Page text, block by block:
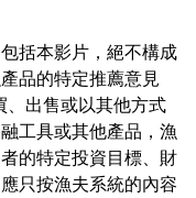
括本影片，絕不構成
品的特定推薦意見
、出售或以其他方式
工具或其他產品，漁
的特定投資目標、財
只按漁夫系統的內容